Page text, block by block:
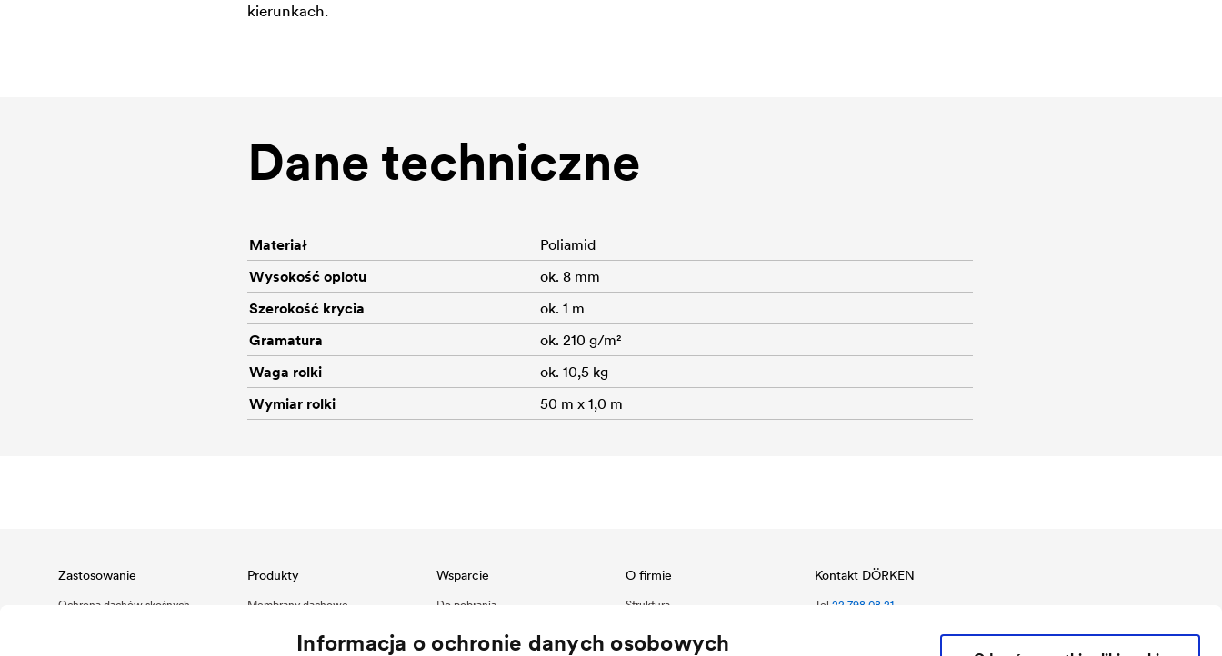
Informacja o ochronie danych osobowych
kierunkach.
Dane techniczne
Materiał
Poliamid
Wysokość oplotu
ok. 8 mm
Szerokość krycia
ok. 1 m
Gramatura
ok. 210 g/m²
Waga rolki
ok. 10,5 kg
Wymiar rolki
50 m x 1,0 m
Zastosowanie
Ochrona dachów skośnych
Produkty
Membrany dachowe
Asortyment klejów i akcesoria
Wsparcie
Do pobrania
International contact
O firmie
Struktura
Wartości
Kontakt DÖRKEN
Tel. 22 798 08 21